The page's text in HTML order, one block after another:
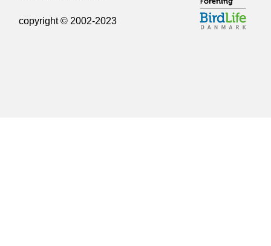
copyright © 2002-2023